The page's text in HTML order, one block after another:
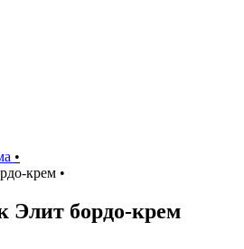
•
крем •
бордо-крем